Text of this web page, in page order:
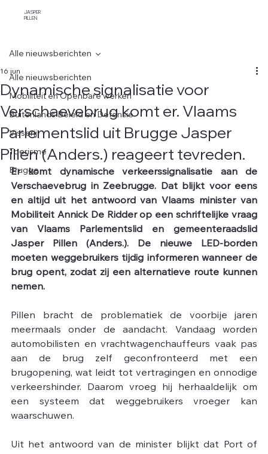
JASPER
PILLEN
Alle nieuwsberichten
Mobiliteit en Openbare werken
Buitenlands Beleid en Defensie
Visserij
Toerisme
Brugge
Alle nieuwsberichten
Dynamische signalisatie voor
Verschaevebrug komt er. Vlaams
Parlementslid uit Brugge Jasper
Pillen (Anders.) reageert tevreden.
16 jun
Er komt dynamische verkeerssignalisatie aan de
Verschaevebrug in Zeebrugge. Dat blijkt voor eens
en altijd uit het antwoord van Vlaams minister van
Mobiliteit Annick De Ridder op een schriftelijke vraag
van Vlaams Parlementslid en gemeenteraadslid
Jasper Pillen (Anders.). De nieuwe LED-borden
moeten weggebruikers tijdig informeren wanneer de
brug opent, zodat zij een alternatieve route kunnen
nemen.
Pillen bracht de problematiek de voorbije jaren
meermaals onder de aandacht. Vandaag worden
automobilisten en vrachtwagenchauffeurs vaak pas
aan de brug zelf geconfronteerd met een
brugopening, wat leidt tot vertragingen en onnodige
verkeershinder. Daarom vroeg hij herhaaldelijk om
een systeem dat weggebruikers vroeger kan
waarschuwen.
Uit het antwoord van de minister blijkt dat Port of